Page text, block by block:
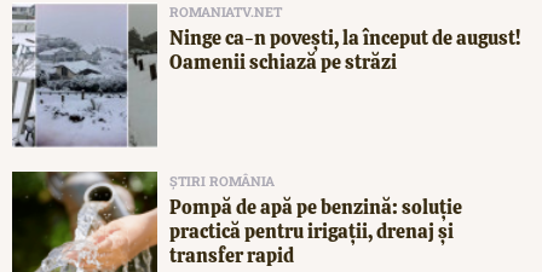
ROMANIATV.NET
Ninge ca-n povești, la început de august!
Oamenii schiază pe străzi
ȘTIRI ROMÂNIA
Pompă de apă pe benzină: soluție
practică pentru irigații, drenaj și
transfer rapid